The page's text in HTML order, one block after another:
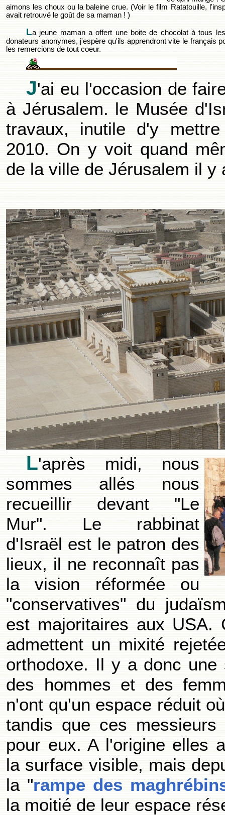
aimons les choux ou la baleine crue. (Voir le film Ratatouille,
avait retrouvé le goût de sa maman ! )
La jeune maman a offert une boite de chocolat à tous
donateurs anonymes, j'espère qu'ils apprendront vite le français
les remercions de tout coeur.
J'ai eu l'occasion de
à Jérusalem. le Musée
travaux, inutile d'y
2010. On y voit quand
de la ville de Jérusalem il y
L'après midi, nous
sommes allés nous
recueillir devant "Le
Mur". Le rabbinat
d'Israël est le patron des
lieux, il ne reconnaît pas
la vision réformée ou
"conservatives" du
est majoritaires aux USA.
admettent un mixité
orthodoxe. Il y a donc une
des hommes et des
n'ont qu'un espace réduit
tandis que ces
pour eux. A l'origine elles
la surface visible, mais
la "rampe des
la moitié de leur espace